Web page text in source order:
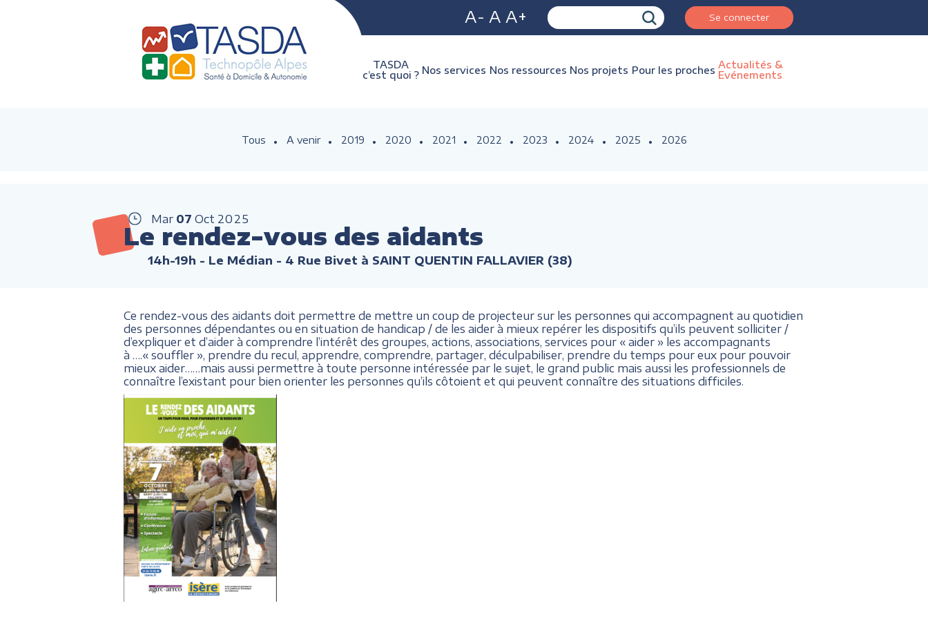
A- A A+ Se connecter
TASDA
c’est quoi ? Nos services Nos ressources Nos projets Pour les proches Actualités &
Evénements
Tous A venir 2019 2020 2021 2022 2023 2024 2025 2026
Mar 07 Oct 2025
Le rendez-vous des aidants
14h-19h - Le Médian - 4 Rue Bivet à SAINT QUENTIN FALLAVIER (38)
Ce rendez-vous des aidants doit permettre de mettre un coup de projecteur sur les personnes qui accompagnent au quotidien
des personnes dépendantes ou en situation de handicap / de les aider à mieux repérer les dispositifs qu’ils peuvent solliciter /
d’expliquer et d’aider à comprendre l’intérêt des groupes, actions, associations, services pour « aider » les accompagnants
à ….« souffler », prendre du recul, apprendre, comprendre, partager, déculpabiliser, prendre du temps pour eux pour pouvoir
mieux aider……mais aussi permettre à toute personne intéressée par le sujet, le grand public mais aussi les professionnels de
connaître l’existant pour bien orienter les personnes qu’ils côtoient et qui peuvent connaître des situations difficiles.